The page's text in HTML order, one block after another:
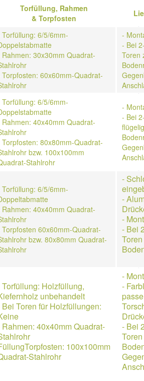
Torfüllung, Rahmen
& Torpfosten
Torfüllung: 6/5/6mm-
Rahmen: 30x30mm Quadrat-
Torpfosten: 60x60mm-Quadrat-
-
- Bei
Toren
Torfüllung: 6/5/6mm-
Rahmen: 40x40mm Quadrat-
Torpfosten: 80x80mm-Quadrat-
bzw. 100x100mm
Stahlrohr
-
- Bei
Torfüllung: 6/5/6mm-
Rahmen: 40x40mm Quadrat-
Torpfosten 60x60mm-Quadrat-
bzw. 80x80mm Quadrat-
-
-
-
- Bei
Torfüllung: Holzfüllung,
unbehandelt
Bei Toren für Holzfüllungen:
Rahmen: 40x40mm Quadrat-
100x100mm
Stahlrohr
-
-
- Bei